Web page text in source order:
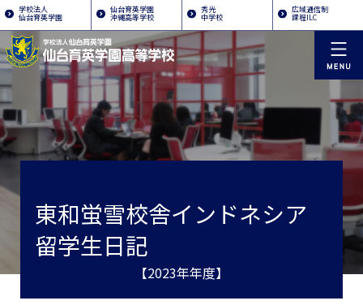
学校法人
仙台育英学園
仙台育英学園
沖縄高等学校
秀光
中学校
広域通信制
課程ILC
東和蛍雪校舎インドネシア
留学生日記
【2023年年度】